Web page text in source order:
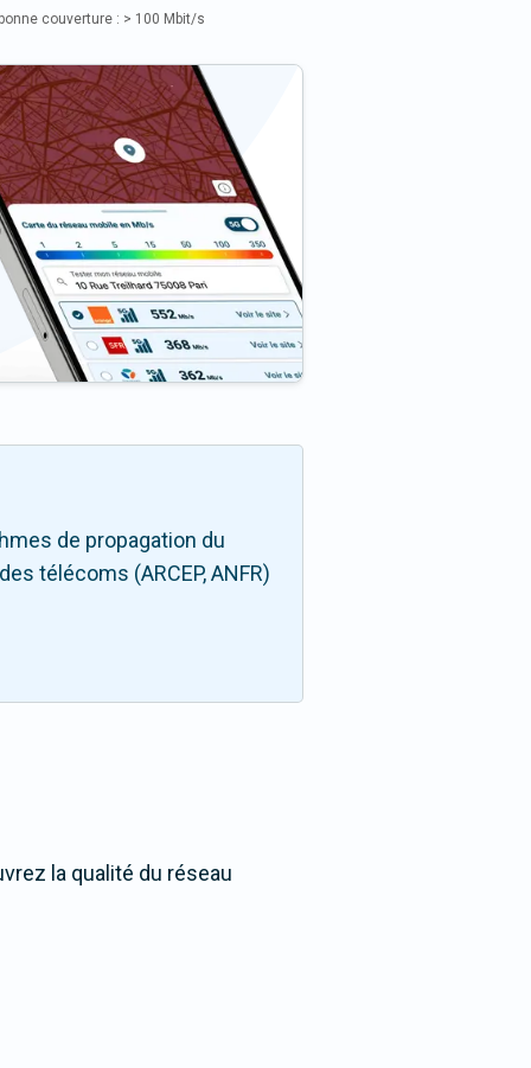
couverture : > 100 Mbit/s
de propagation du
télécoms (ARCEP, ANFR)
la qualité du réseau